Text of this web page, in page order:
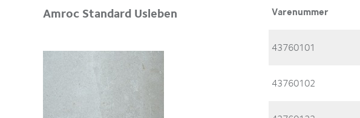
Amroc Standard Usleben Varenummer
43760101
43760102